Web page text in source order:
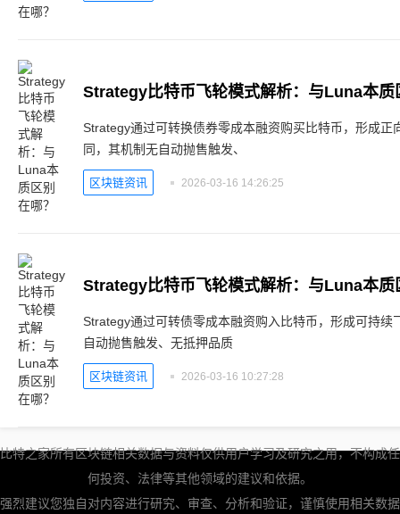
Strategy比特币飞轮模式解析：与Luna本质
Strategy通过可转换债券零成本融资购买比特币，形成正
同，其机制无自动抛售触发、
区块链资讯 2026-03-16 14:26:25
Strategy比特币飞轮模式解析：与Luna本质
Strategy通过可转债零成本融资购入比特币，形成可持续
自动抛售触发、无抵押品质
区块链资讯 2026-03-16 10:27:28
比特之家所有区块链相关数据与资料仅供用户学习及研究之用，不构成任
何投资、法律等其他领域的建议和依据。
强烈建议您独自对内容进行研究、审查、分析和验证，谨慎使用相关数据